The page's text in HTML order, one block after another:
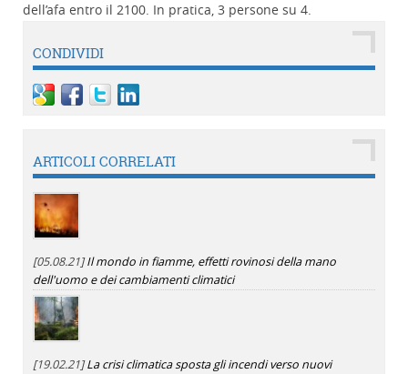
dell’afa entro il 2100. In pratica, 3 persone su 4.
CONDIVIDI
ARTICOLI CORRELATI
[05.08.21]Il mondo in fiamme, effetti rovinosi della mano
dell'uomo e dei cambiamenti climatici
[19.02.21]La crisi climatica sposta gli incendi verso nuovi